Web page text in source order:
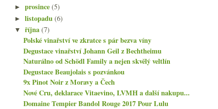
►prosince(5)
►listopadu(6)
▼října(7)
Polské vinařství ve zkratce s pár bezva víny
Degustace vinařství Johann Geil z Bechtheimu
Naturálno od Schödl Family a nejen skvělý veltlín
Degustace Beaujolais s pozvánkou
9x Pinot Noir z Moravy a Čech
Nové Cru, deklarace Vitaevino, LVMH a další nakupu...
Domaine Tempier Bandol Rouge 2017 Pour Lulu